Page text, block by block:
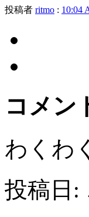
投稿者 ritmo : 10:04
コメン
わくわ
投稿日: